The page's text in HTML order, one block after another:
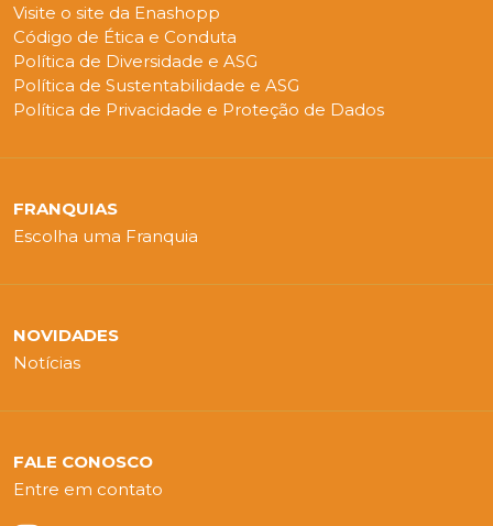
Visite o site da Enashopp
Código de Ética e Conduta
Política de Diversidade e ASG
Política de Sustentabilidade e ASG
Política de Privacidade e Proteção de Dados
FRANQUIAS
Escolha uma Franquia
NOVIDADES
Notícias
FALE CONOSCO
Entre em contato